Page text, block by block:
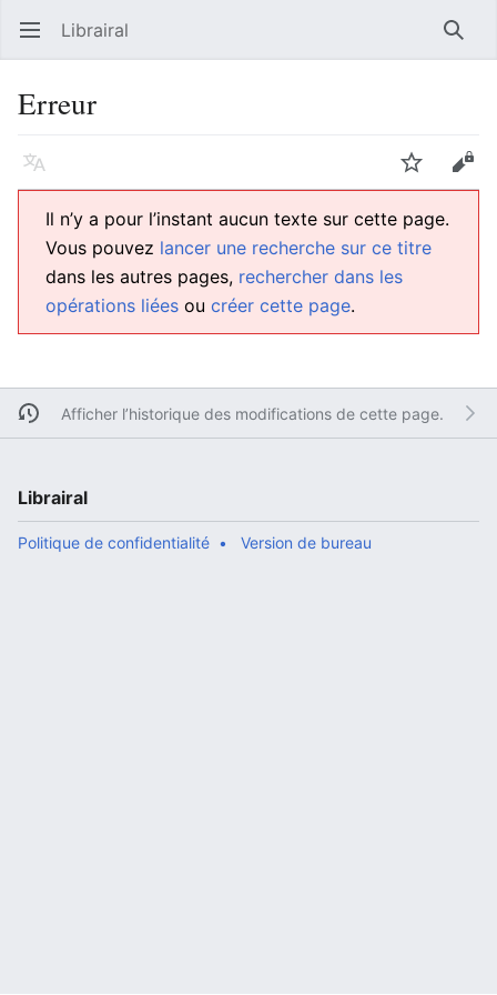
Ouvrir le menu principal Librairal
Erreur
Langue Suivre
Il n’y a pour l’instant aucun texte sur cette page.
Vous pouvez lancer une recherche sur ce titre
dans les autres pages, rechercher dans les
opérations liées ou créer cette page.
Afficher l’historique des modifications de cette page.
Librairal
Politique de confidentialité Version de bureau